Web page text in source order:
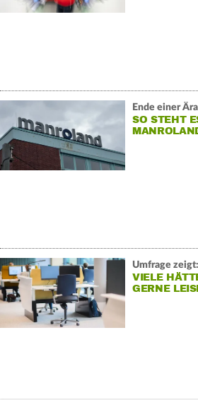
Ende einer
SO STEHT
Umfrage
VIELE
GERNE